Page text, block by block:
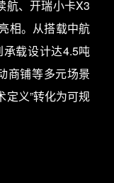
、开瑞小卡X3
相。从搭载中航
载设计达4.5吨
商铺等多元场景
定义”转化为可规